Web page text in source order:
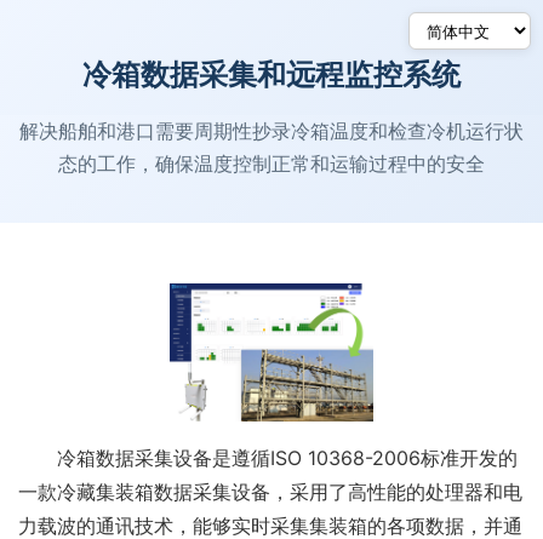
冷箱数据采集和远程监控系统
解决船舶和港口需要周期性抄录冷箱温度和检查冷机运行状
态的工作，确保温度控制正常和运输过程中的安全
冷箱数据采集设备是遵循ISO 10368-2006标准开发的
一款冷藏集装箱数据采集设备，采用了高性能的处理器和电
力载波的通讯技术，能够实时采集集装箱的各项数据，并通